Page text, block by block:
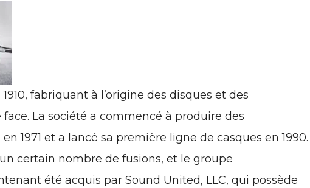
fabriquant à l’origine des disques et des
La société a commencé à produire des
1971 et a lancé sa première ligne de casques en 1990.
certain nombre de fusions, et le groupe
été acquis par Sound United, LLC, qui possède